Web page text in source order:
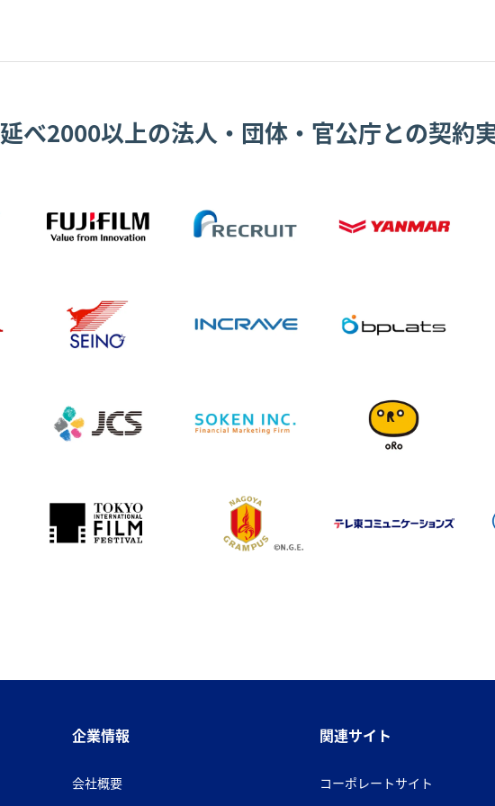
延べ2000以上の法人・団体・官公庁との契約
企業情報
会社概要
関連サイト
コーポレートサイト